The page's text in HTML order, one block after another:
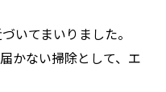
いてまいりました。
かない掃除として、エ